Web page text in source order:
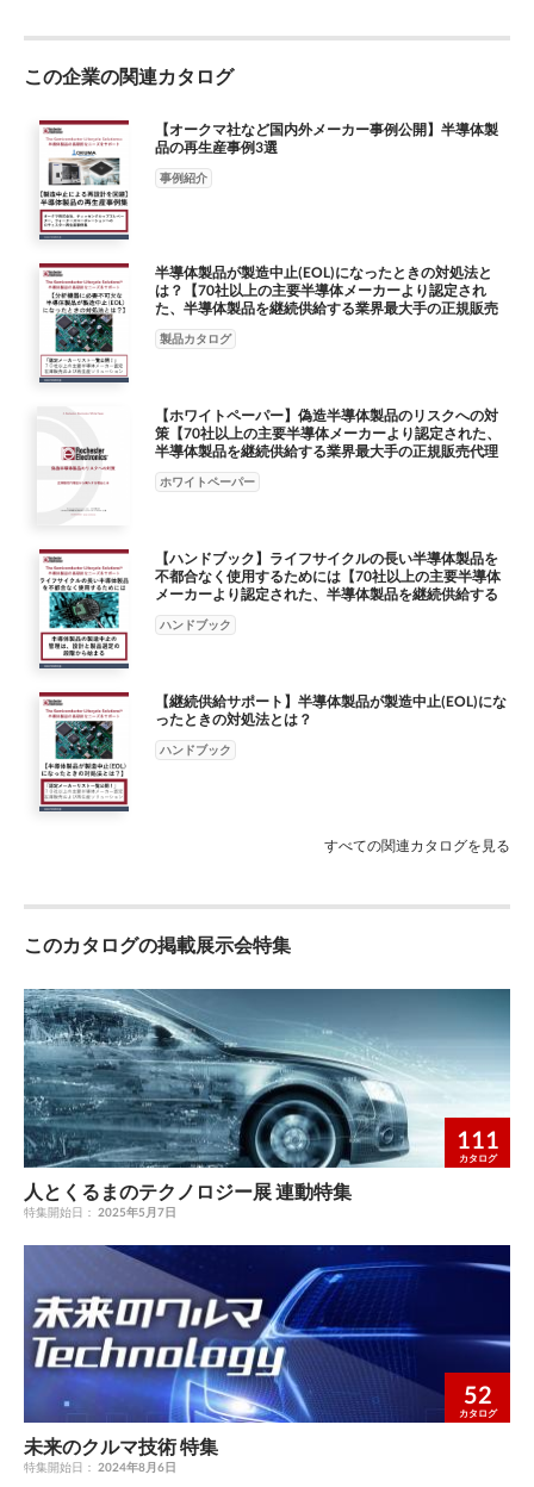
Channel Digital Isolators SOP16 Yes Yes ADUM3201WCRZ
SOIC8 Yes Yes ADUM3220WBRZ Analog Devices ADUM3220 -
ADUM3470WARSZ Analog Devices ADUM3470 - PWM
Controller and Transformer Driver with Quad-Channel Iso- lator
Yes Yes ADW71205YSTZ Analog Devices ADW7120 - 12-Bit RDC
with Reference Oscillator Yes Yes ADW71205YSTZ-RL Analog
Devices ADW71205 - 12-bit, 1000RPS Resolver-Digital Convert
- High Perf 3 Axis Low G ESC SOIC16 Yes Yes ASL5115FHV/0Y
NXP ASL5xxxyHz: Smart Matrix LED Controller for Automotive
Lighting HLQFP48 Yes Yes ASL5115SHV/0Y NXP ASL5xxxyHz:
Smart Matrix LED Controller for Automotive Lighting HLQFP48
Yes Yes IPI45N06S409AKSA2 Infineon IPI45N06 - 55V-60V N-
Channel Automotive MOSFET TO-262-3 Yes Yes FFSH2065BDN-
F085 Onsemi Automotive Silicon Carbide (SiC) Schottky Diode
TO-247-3 Yes Yes AUIRFB8409 Infineon AUIRFB8409 - 20V-40V
N-Channel Automotive MOSFET TO-220-3 Yes Yes
AUIRF7739L2TR Infineon AUIRF7739L2 - 20V-40V N-Channel
Infineon IPI80N06 - 55V-60V N-Channel Automotive MOSFET
TO-262-3 Yes Yes IPI120N06S402AKSA2 Infineon IPI120N06 -
55V-60V N-Channel Automotive MOSFET TO-262-3 Yes Yes
IPI120N04S302AKSA1 Infineon IPI120N04 - 20V-40V N-Channel
Automotive MOSFET TO-262-3 Yes Yes AUIRFR8403TRL Infineon
Yes Yes AUIRF7675M2TR Infineon AUIRF7675M2 - 120V-300V
N-Channel Automotive MOSFET DirectFET Yes Yes
AUIRF7316QTR Infineon AUIRF7316Q - 20V-150V P-Channel
Automotive MOSFET SO8 Yes Yes IPP80N08S406AKSA1 Infineon
IPP80N08 - 75V-100V N-Channel Automotive MOSFET TO-220-
Channel Automotive MOSFET TO-220-3 Yes Yes AUIRFB8407
MOSFET TO-220-3 Yes Yes AUIRF1404 Infineon AUIRF1404 -
20V-40V N-Channel Automotive MOSFET TO-220-3 Yes Yes
AUIRFS4310 Infineon AUIRFS4310 - 75V-100V N-Channel
Infineon IPB240N03 - 20V-40V N-Channel Automotive MOSFET
TO-263-7 Yes Yes IPB160N04S203ATMA4 Infineon IPB160N04 -
20V-40V N-Channel Automotive MOSFET TO-263-7 Yes Yes
AUIRF7737L2TR Infineon AUIRF7737L2 - 20V-40V N-Channel
Automotive MOSFET DirectFET Yes Yes AUIRFS3607TRL Infineon
AUIRFS3607 - 75V-100V N-Channel Automotive MOSFET
D2PAK Yes Yes IPP100N12S305AKSA1 Infineon IPP100N12 -
120V-300V N-Channel Automotive MOSFET TO-220-3 Yes Yes
Automotive IGBT Discretes SUPER247 Yes Yes AUIRF7738L2TR
Infineon AUIRF7738L2 - 20V-40V N-Channel Automotive
MOSFET DirectFET Yes Yes KP226N3622 Infineon KP226 -
S912XDP512J1CAGR NXP Microcontroller, 16-Bit, HCS12 CPU,
FLASH, 40MHz, CMOS, PQFP144 LQFP144 Yes Yes
S912XDP512J1MALR528 NXP Microcontroller, 16-Bit, HCS12
CPU, FLASH, 40MHz, CMOS SOT1672 Yes Yes
IPI80N08S406AKSA1 Infineon IPI80N08 - 75V-100V N-Channel
Automotive MOSFET TO-262-3 Yes Yes NCF3340AHN/00310Y
NXP NCF3340AHN - Automotive qualified NFC Controller with
NCI interface HVQFN40 Yes Yes NCV1060BD060R2G ONSEMI
NCV1060 - Automotive High-Voltage Switcher for low Power
offline SMPS 60 kHz Automotive High-Voltage Switcher for low
Power offline SMPS SOIC16 Yes Yes NCV891130PD40R2G
ONSEMI NCV891130 - 1.2 A, 2 MHz Low-Iq Dual-Mode Step-
Down Regulator for Auto- motive SOIC8 Yes Yes
IPB70N12S311ATMA1 Infineon IPB70N12 - 120V-300V N-
Channel Automotive MOSFET TO-263-3 Yes Yes
NV24C04MUW3VTBG Onsemi NV24C04 - EEPROM Serial 4-Kb
NXP S912XD - Microcontroller, 16-Bit, HCS12 CPU, FLASH,
40MHz PQFP80 QFP80 Yes Yes S912XDP512J1MAL NXP 16-bit
MCU, S12X core, 512KB Flash, 80MHz, -40/+125degC,
Automotive Qual- ified, QFP 112 QFP112 Yes Yes
S912XDT256F1MAA NXP 16-bit MCU, S12X core, 256KB Flash,
80MHz, -40/+125degC, Automotive Qual- ified, QFP 80 QFP80
Yes Yes S912XDG256F1MAL NXP S12XD Automotive and
Industrial Microcontrollers (MCUs) LQFP112 Yes Yes
S9S08DV32F2MLH NXP Microcontroller, 8-Bit, HC08/S08 CPU,
32KB Flash, 40MHz, -40/+125degC, Au- tomotive Qualified, QFP
64 LQFP64 Yes Yes SAF3560HV/V1100,55 NXP IC WITH
PROCESSOR/CONTROLLER HLQFP144 Yes Yes
100 LQFP100 Yes Yes S912XEG384F1CAA NXP 16-bit MCU,
S12X core, 384KB Flash, 50MHz, -40/+85degC, Automotive
bit MCU, S12 core, 128KB Flash, 25MHz, -40/+105degC,
Automotive Quali- fied, QFP 112 LQFP112 Yes Yes
S9S08DV96F2CLL NXP Microcontroller, 8-Bit, HC08/S08 CPU,
Cost-Effective with CAN D LQFP100 Yes Yes
AD21488WBSWZ4B02 Analog Devices AD21488 - SHARC WITH
3MB ON Chip RAM 400MH LQFP176 Yes Yes
FS32R372SDK0MMMT NXP S32R Radar Microcontroller -
S32R37 Automotive & Industrial Radar Applications LFBGA257
Yes Yes S912XEG128J2CAL NXP 16-bit MCU, S12X core, 128KB
Flash, 50MHz, -40/+85degC, Automotive Quali- fied, QFP 112
Architecture- Microprocessor LFBGA257 Yes Yes
S912XEG384F1VAG NXP 16-bit MCU, S12X core, 384KB Flash,
50MHz, -40/+105degC, Automotive Qual- ified, QFP 144 QFP144
Yes Yes S9S08LG32J0CLK NXP Microcontroller, 8-Bit, HC08/S08
CPU, 32KB Flash, 40MHz, -40/+85degC, Auto- motive Qualified,
QFP 80 QFP80 Yes Yes MPC566AZP56 NXP NXP 32-bit MCU,
Power Architecture, 1MB Flash, 56MHz, -55/+125degC, Auto-
motive Grade, PBGA 388 BGA388 No No S9S08DV128F2CLFR
NXP Microcontroller, 8-Bit, HC08/S08 CPU, 128KB FLASH
導体製造能力 を持ち、個別サービスから製造サービス全般の タ
トします。 “この IATF 認証は、ロチェスターエレクトロニクスの
品質と信頼性に対する評価をさらに強固たるものに し、当社と
パートナーシップを締結している半導体メーカーや顧客に対する
当社のコミットメントを強調 するものです。このマイルストー
ンを達成するために尽力した当社チームを大変誇りに思いま
Rochester Electronics ロチェスターエレクトロニクスについて ロ
チェスターエレクトロニクスは、70 社以上の主要半導体メーカ
ーより認定された、半導体製品を継続供 給する業界最大手の正
規販売代理店および製造メーカーです。 オリジナル半導体メー
カーより認定された正規販売代理店として、150 億個以上の在庫
び現行品を供給しています。 さらに設計、ウェハ設計、組立、
テスト、信頼性や IP アーカイブなど、製造サービス全般のター
ンキー・ ソリューションを提供することにより、市場投入まで
で、半 導体製品の継続供給サービスおよび製造をサポートする
ソリューション・プロバイダーです。 Rochester E lectronics ,
Ltd.・日本営業本部 170-6011 東京都豊島区東池袋 3-1-1 サンシ
ャイン 60 ビル 11 階 03.6709.2630 / www.rocelec . jp
ィング担当：ストラウス・村上 Email: enewsjapan@rocelec.com
区東池袋 3-1-1 サンシャイン 60 ビル 11 階 03.6709.2630 /
www.rocelec . jp
この企業の関連カタログ
【オークマ社など国内外メーカー事例公開】半導体製
品の再生産事例3選
事例紹介
半導体製品が製造中止(EOL)になったときの対処法と
は？【70社以上の主要半導体メーカーより認定され
た、半導体製品を継続供給する業界最大手の正規販売
代理店及び製造メーカー】
製品カタログ
【ホワイトペーパー】偽造半導体製品のリスクへの対
策【70社以上の主要半導体メーカーより認定された、
半導体製品を継続供給する業界最大手の正規販売代理
店及び製造メーカー】
ホワイトペーパー
【ハンドブック】ライフサイクルの長い半導体製品を
不都合なく使用するためには【70社以上の主要半導体
メーカーより認定された、半導体製品を継続供給する
業界最大手の正規販売代理店及び製造メーカー】
ハンドブック
【継続供給サポート】半導体製品が製造中止(EOL)にな
ったときの対処法とは？
ハンドブック
すべての関連カタログを見る
このカタログの掲載展示会特集
111
カタログ
人とくるまのテクノロジー展 連動特集
特集開始日： 2025年5月7日
52
カタログ
未来のクルマ技術 特集
特集開始日： 2024年8月6日